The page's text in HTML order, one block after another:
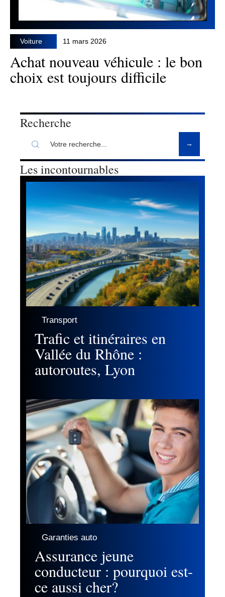
Voiture 11 mars 2026
Achat nouveau véhicule : le bon
choix est toujours difficile
Recherche
Les incontournables
Transport
Trafic et itinéraires en
Vallée du Rhône :
autoroutes, Lyon
Garanties auto
Assurance jeune
conducteur : pourquoi est-
ce aussi cher?